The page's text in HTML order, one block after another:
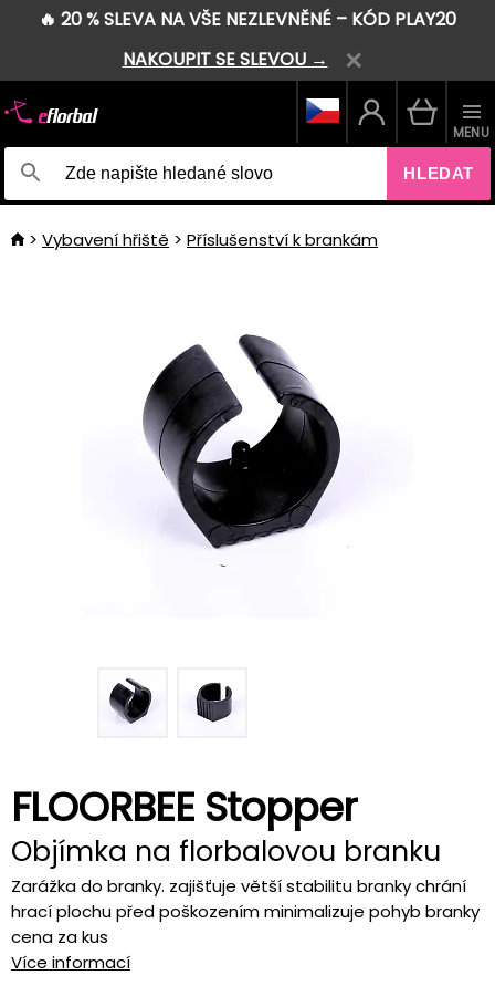
🔥 20 % SLEVA NA VŠE NEZLEVNĚNÉ – KÓD PLAY20
NAKOUPIT SE SLEVOU →
HLEDAT
MENU
Vybavení hřiště Příslušenství k brankám
FLOORBEE Stopper
Objímka na florbalovou branku
Zarážka do branky. zajišťuje větší stabilitu branky chrání
hrací plochu před poškozením minimalizuje pohyb branky
cena za kus
Více informací